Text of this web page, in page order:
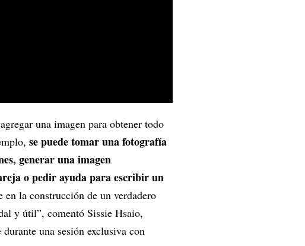
una imagen para obtener todo
se puede tomar una fotografía
generar una imagen
o pedir ayuda para escribir un
la construcción de un verdadero
y útil”, comentó Sissie Hsaio,
una sesión exclusiva con